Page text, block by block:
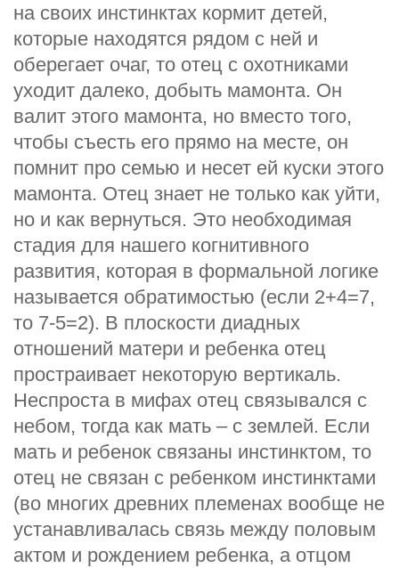
на своих инстинктах кормит детей,
которые находятся рядом с ней и
оберегает очаг, то отец с охотниками
уходит далеко, добыть мамонта. Он
валит этого мамонта, но вместо того,
чтобы съесть его прямо на месте, он
помнит про семью и несет ей куски этого
мамонта. Отец знает не только как уйти,
но и как вернуться. Это необходимая
стадия для нашего когнитивного
развития, которая в формальной логике
называется обратимостью (если 2+4=7,
то 7-5=2). В плоскости диадных
отношений матери и ребенка отец
простраивает некоторую вертикаль.
Неспроста в мифах отец связывался с
небом, тогда как мать – с землей. Если
мать и ребенок связаны инстинктом, то
отец не связан с ребенком инстинктами
(во многих древних племенах вообще не
устанавливалась связь между половым
актом и рождением ребенка, а отцом